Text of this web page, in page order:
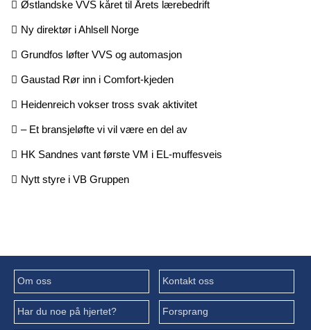
Østlandske VVS kåret til Årets lærebedrift
Ny direktør i Ahlsell Norge
Grundfos løfter VVS og automasjon
Gaustad Rør inn i Comfort-kjeden
Heidenreich vokser tross svak aktivitet
– Et bransjeløfte vi vil være en del av
HK Sandnes vant første VM i EL-muffesveis
Nytt styre i VB Gruppen
Om oss Kontakt oss
Har du noe på hjertet? Forsprang